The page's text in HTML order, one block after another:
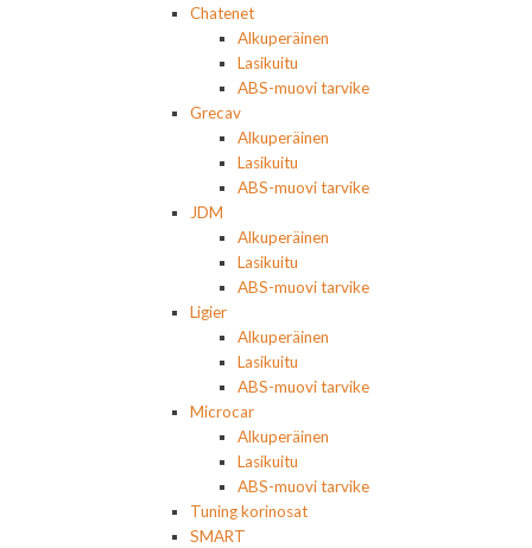
Chatenet
Alkuperäinen
Lasikuitu
ABS-muovi tarvike
Grecav
Alkuperäinen
Lasikuitu
ABS-muovi tarvike
JDM
Alkuperäinen
Lasikuitu
ABS-muovi tarvike
Ligier
Alkuperäinen
Lasikuitu
ABS-muovi tarvike
Microcar
Alkuperäinen
Lasikuitu
ABS-muovi tarvike
Tuning korinosat
SMART